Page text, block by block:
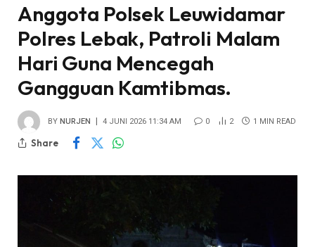
Anggota Polsek Leuwidamar
Polres Lebak, Patroli Malam
Hari Guna Mencegah
Gangguan Kamtibmas.
BY NURJEN 4 JUNI 2026 11:34 AM 0 2 1 MIN READ
Share